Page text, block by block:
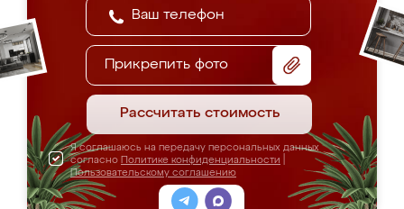
Прикрепить фото
Рассчитать стоимость
Я соглашаюсь на передачу персональных данных
согласно Политике конфиденциальности
Пользовательскому соглашению